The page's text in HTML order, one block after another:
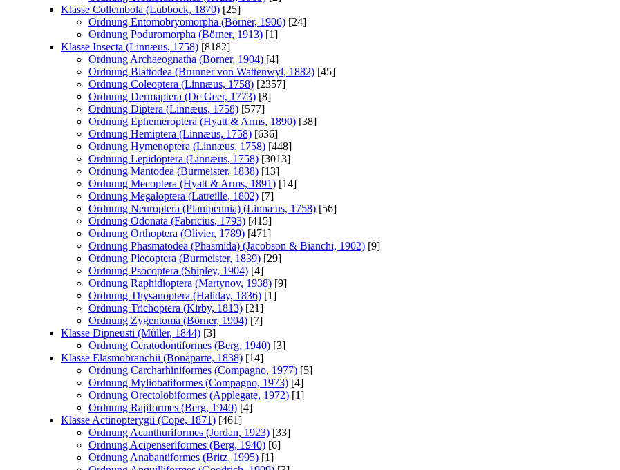
Klasse Collembola (Lubbock, 1870) [25]
Ordnung Entomobryomorpha (Börner, 1906) [24]
Ordnung Poduromorpha (Börner, 1913) [1]
Klasse Insecta (Linnæus, 1758) [8182]
Ordnung Archaeognatha (Börner, 1904) [4]
Ordnung Blattodea (Brunner von Wattenwyl, 1882) [45]
Ordnung Coleoptera (Linnæus, 1758) [2357]
Ordnung Dermaptera (De Geer, 1773) [8]
Ordnung Diptera (Linnæus, 1758) [577]
Ordnung Ephemeroptera (Hyatt & Arms, 1890) [38]
Ordnung Hemiptera (Linnæus, 1758) [636]
Ordnung Hymenoptera (Linnæus, 1758) [448]
Ordnung Lepidoptera (Linnæus, 1758) [3013]
Ordnung Mantodea (Burmeister, 1838) [13]
Ordnung Mecoptera (Hyatt & Arms, 1891) [14]
Ordnung Megaloptera (Latreille, 1802) [7]
Ordnung Neuroptera (Planipennia) (Linnæus, 1758) [56]
Ordnung Odonata (Fabricius, 1793) [415]
Ordnung Orthoptera (Olivier, 1789) [471]
Ordnung Phasmatodea (Phasmida) (Jacobson & Bianchi, 1902) [9]
Ordnung Plecoptera (Burmeister, 1839) [29]
Ordnung Psocoptera (Shipley, 1904) [4]
Ordnung Raphidioptera (Martynov, 1938) [9]
Ordnung Thysanoptera (Haliday, 1836) [1]
Ordnung Trichoptera (Kirby, 1813) [21]
Ordnung Zygentoma (Börner, 1904) [7]
Klasse Dipneusti (Müller, 1844) [3]
Ordnung Ceratodontiformes (Berg, 1940) [3]
Klasse Elasmobranchii (Bonaparte, 1838) [14]
Ordnung Carcharhiniformes (Compagno, 1977) [5]
Ordnung Myliobatiformes (Compagno, 1973) [4]
Ordnung Orectolobiformes (Applegate, 1972) [1]
Ordnung Rajiformes (Berg, 1940) [4]
Klasse Actinopterygii (Cope, 1871) [461]
Ordnung Acanthuriformes (Jordan, 1923) [33]
Ordnung Acipenseriformes (Berg, 1940) [6]
Ordnung Anabantiformes (Britz, 1995) [1]